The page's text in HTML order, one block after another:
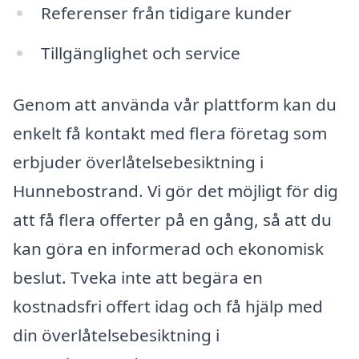
Referenser från tidigare kunder
Tillgänglighet och service
Genom att använda vår plattform kan du
enkelt få kontakt med flera företag som
erbjuder överlåtelsebesiktning i
Hunnebostrand. Vi gör det möjligt för dig
att få flera offerter på en gång, så att du
kan göra en informerad och ekonomisk
beslut. Tveka inte att begära en
kostnadsfri offert idag och få hjälp med
din överlåtelsebesiktning i